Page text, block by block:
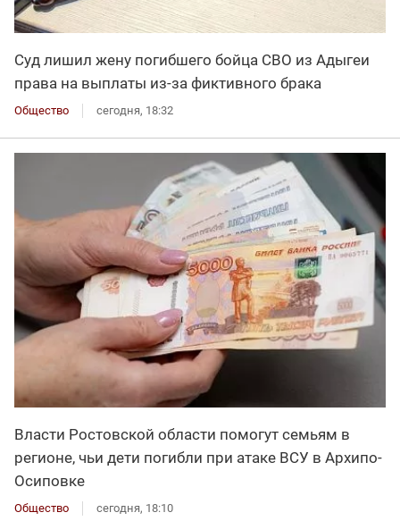
Суд лишил жену погибшего бойца СВО из Адыгеи
права на выплаты из-за фиктивного брака
Общество сегодня, 18:32
Власти Ростовской области помогут семьям в
регионе, чьи дети погибли при атаке ВСУ в Архипо-
Осиповке
Общество сегодня, 18:10